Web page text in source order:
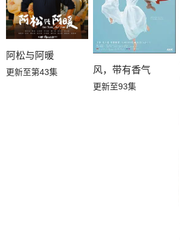
阿松与阿暖
更新至第43集 风，带有香气
更新至93集